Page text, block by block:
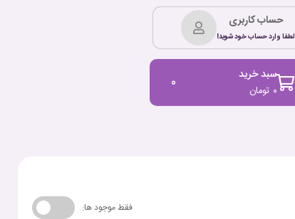
حساب کاربری
لطفا وارد حساب خود شوید!
سبد خرید
تومان ۰ 0
فقط موجود ها: